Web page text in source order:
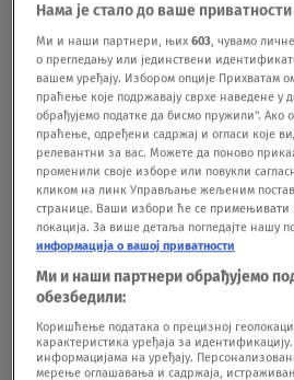
obraza ni Bogu da se obratim
opet tako divnog čoveka kao
Bog hteo da ja imam tako
je on bio, onda on ne bi uzeo
stavila taj čuveni katanac",
Branislav Lečić se brani –
video-cdn src="https://best-
vod.umn.cdn.united.cloud/
novas-
Нама је стало до ваше приватности
Ми и наши партнери, њих603, чувамо
о прегледању или јединствени
вашем уређају. Избором опције Прихватам
праћење које подржавају сврхе наведене
обрађујемо податке да бисмо пружили". Ако
праћење, одређени садржај и огласи које
релевантни за вас. Можете да поново
променили своје изборе или повукли
кликом на линк Управљање жељеним
странице. Ваши избори ће се примењивати
локација. За више детаља погледајте нашу
информација о вашој приватности
Ми и наши партнери обрађујемо
обезбедили:
Коришћење података о прецизној
карактеристика уређаја за
информацијама на уређају.
мерење оглашавања и садржаја,